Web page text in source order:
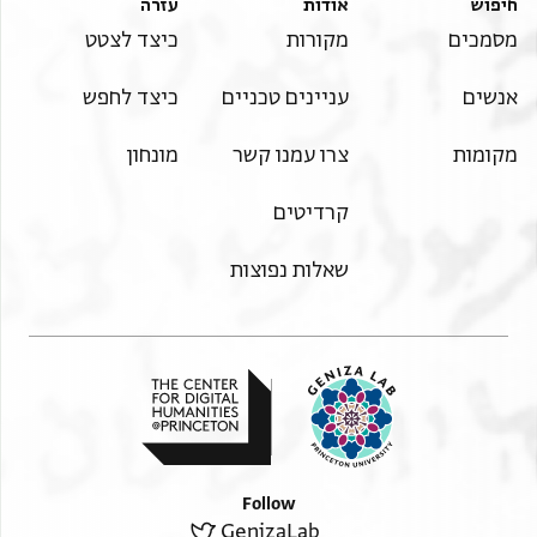
מוריא מנו נע]מר במשכנך ו[מן הו נשרי . . .
חיפוש
מסמכים
אנשים
מקומות
אודות
מקורות
עניינים טכניים
צרו עמנו קשר
קרדיטים
שאלות נפוצות
עזרה
כיצד לצטט
כיצד לחפש
מונחון
Follow
GenizaLab